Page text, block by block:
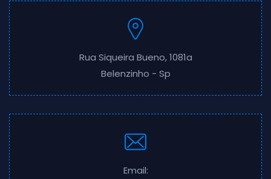
Rua Siqueira Bueno, 1081a
Belenzinho - Sp
Email: